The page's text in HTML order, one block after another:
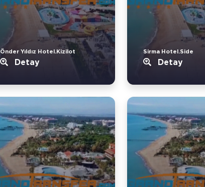
Önder Yıldız Hotel.Kizilot
Detay
Sirma Hotel.Side
Detay